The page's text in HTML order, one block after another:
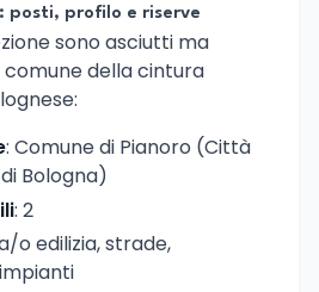
posti, profilo e riserve
sono asciutti ma
della cintura
: Comune di Pianoro (Città
Bologna)
: 2
o edilizia, strade,